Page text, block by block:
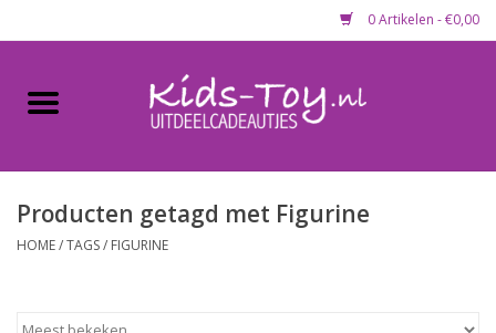
0 Artikelen - €0,00
Home
Gevulde capsules & mixen
Maandaanbieding
Producten getagd met Figurine
HOME/TAGS/ FIGURINE